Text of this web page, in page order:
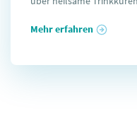
Mehr erfahren